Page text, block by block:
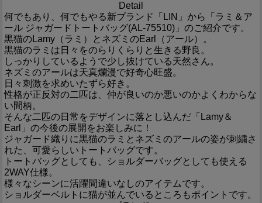
Detail
何でもあり、何でもやる新ブランド「LIN」から「ラミ＆ア
ール ジャガードトートバッグ(AL-75510)」のご紹介です。
黒猫のLamy（ラミ）とネズミのEarl（アール）。
黒猫のラミは日々をのらりくらりと生きる野良。
しっかりしているようで少し抜けている天然さん。
ネズミのアールは天真爛漫で好奇心旺盛。
日々刺激を求めいたずら好き。
性格が正反対の二匹は、仲が良いのか悪いのかよくわからな
い間柄。
そんな二匹の日常をデザインに落とし込んだ「Lamy＆
Earl」の今後の展開をお楽しみに！
ジャガード織りに黒猫のラミとネズミのアールの姿が刺繍さ
れた、可愛らしいトートバッグです。
トートバッグとしても、ショルダーバッグとしても使える
2WAY仕様。
様々なシーンに活躍間違いなしのアイテムです。
ショルダーベルトに猫が並んでいるところもポイントです。